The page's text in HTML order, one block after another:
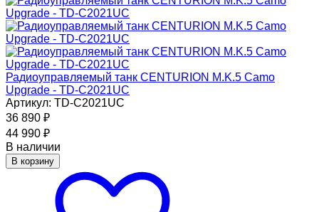
Радиоуправляемый танк CENTURION M.K.5 Camo
Upgrade - TD-C2021UC
Артикул: TD-C2021UC
36 890 ₽
44 990 ₽
В наличии
В корзину